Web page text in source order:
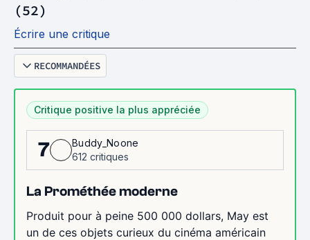
(52)
Écrire une critique
RECOMMANDÉES
Critique positive la plus appréciée
7
Buddy_Noone
612 critiques
La Prométhée moderne
Produit pour à peine 500 000 dollars, May est
un de ces objets curieux du cinéma américain